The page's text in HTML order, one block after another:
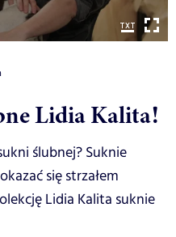
Lidia Kalita!
ślubnej? Suknie
się strzałem
Lidia Kalita suknie